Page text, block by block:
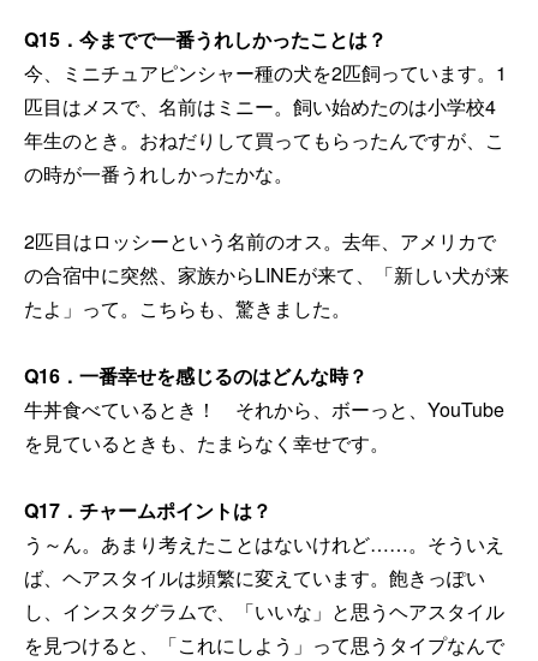
Q15 ．今までで一番うれしかったことは？
今、ミニチュアピンシャー種の犬を2匹飼っています。1
匹目はメスで、名前はミニー。飼い始めたのは小学校4
年生のとき。おねだりして買ってもらったんですが、こ
の時が一番うれしかったかな。
2匹目はロッシーという名前のオス。去年、アメリカで
の合宿中に突然、家族からLINEが来て、「新しい犬が来
たよ」って。こちらも、驚きました。
Q16 ．一番幸せを感じるのはどんな時？
牛丼食べているとき！ それから、ボーっと、YouTube
を見ているときも、たまらなく幸せです。
Q17 ．チャームポイントは？
う～ん。あまり考えたことはないけれど……。そういえ
ば、ヘアスタイルは頻繁に変えています。飽きっぽい
し、インスタグラムで、「いいな」と思うヘアスタイル
を見つけると、「これにしよう」って思うタイプなんで